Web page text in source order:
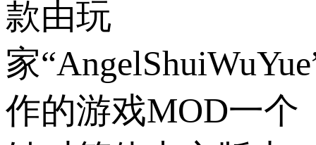
款由玩
家
作的游戏MOD一个